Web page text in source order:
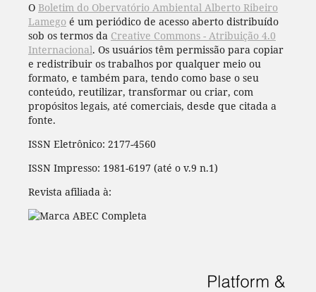
O Boletim do Obervatório Ambiental Alberto Ribeiro
Lamego é um periódico de acesso aberto distribuído
sob os termos da Creative Commons - Atribuição 4.0
Internacional. Os usuários têm permissão para copiar
e redistribuir os trabalhos por qualquer meio ou
formato, e também para, tendo como base o seu
conteúdo, reutilizar, transformar ou criar, com
propósitos legais, até comerciais, desde que citada a
fonte.
ISSN Eletrônico: 2177-4560
ISSN Impresso: 1981-6197 (até o v.9 n.1)
Revista afiliada à: